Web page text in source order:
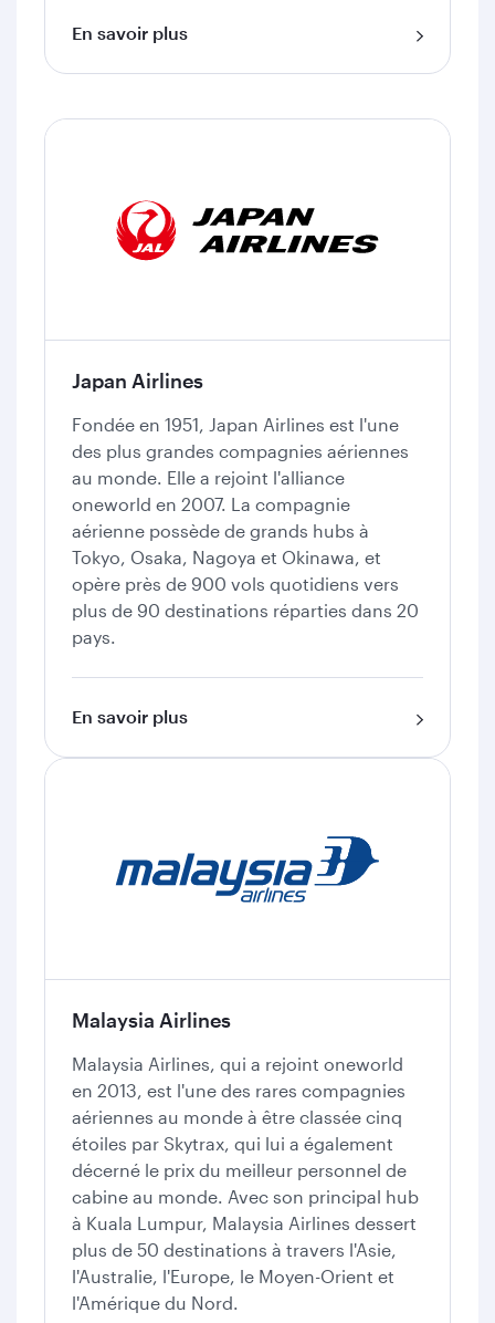
En savoir plus
Japan Airlines
Fondée en 1951, Japan Airlines est l'une
des plus grandes compagnies aériennes
au monde. Elle a rejoint l'alliance
oneworld en 2007. La compagnie
aérienne possède de grands hubs à
Tokyo, Osaka, Nagoya et Okinawa, et
opère près de 900 vols quotidiens vers
plus de 90 destinations réparties dans 20
pays.
En savoir plus
Malaysia Airlines
Malaysia Airlines, qui a rejoint oneworld
en 2013, est l'une des rares compagnies
aériennes au monde à être classée cinq
étoiles par Skytrax, qui lui a également
décerné le prix du meilleur personnel de
cabine au monde. Avec son principal hub
à Kuala Lumpur, Malaysia Airlines dessert
plus de 50 destinations à travers l'Asie,
l'Australie, l'Europe, le Moyen-Orient et
l'Amérique du Nord.